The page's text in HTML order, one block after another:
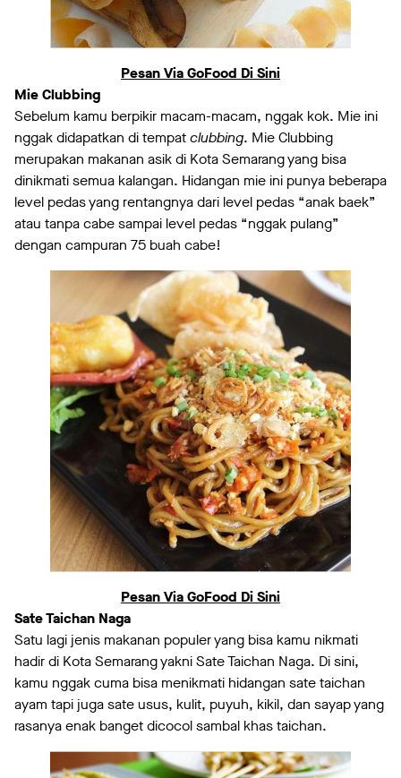
Pesan Via GoFood Di Sini
Mie Clubbing
Sebelum kamu berpikir macam-macam, nggak kok. Mie ini
nggak didapatkan di tempatclubbing. Mie Clubbing
merupakan makanan asik di Kota Semarang yang bisa
dinikmati semua kalangan. Hidangan mie ini punya beberapa
level pedas yang rentangnya dari level pedas “anak baek”
atau tanpa cabe sampai level pedas “nggak pulang”
dengan campuran 75 buah cabe!
Pesan Via GoFood Di Sini
Sate Taichan Naga
Satu lagi jenis makanan populer yang bisa kamu nikmati
hadir di Kota Semarang yakni Sate Taichan Naga. Di sini,
kamu nggak cuma bisa menikmati hidangan sate taichan
ayam tapi juga sate usus, kulit, puyuh, kikil, dan sayap yang
rasanya enak banget dicocol sambal khas taichan.